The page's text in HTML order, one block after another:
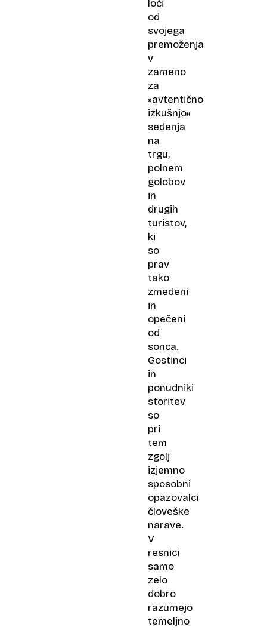
loči
od
svojega
premoženja
v
zameno
za
»avtentično
izkušnjo«
sedenja
na
trgu,
polnem
golobov
in
drugih
turistov,
ki
so
prav
tako
zmedeni
in
opečeni
od
sonca.
Gostinci
in
ponudniki
storitev
so
pri
tem
zgolj
izjemno
sposobni
opazovalci
človeške
narave.
V
resnici
samo
zelo
dobro
razumejo
temeljno